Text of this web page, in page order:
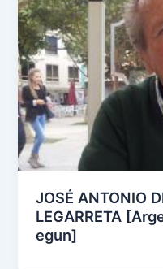
JOSÉ ANTONIO
LEGARRETA
egun]